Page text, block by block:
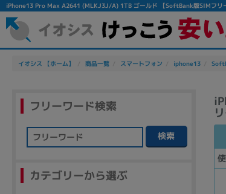
iPhone13 Pro Max A2641 (MLKJ3J/A) 1TB ゴールド 【SoftBank版SIMフリ
イオシス 【ホーム】 商品一覧 スマートフォン iphone13
フリーワード検索
検索
カテゴリーから選ぶ
除外ワード